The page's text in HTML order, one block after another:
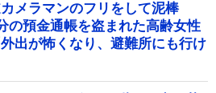
カメラマンのフリをして泥棒
預金通帳を盗まれた高齢女性
出が怖くなり、避難所にも行け